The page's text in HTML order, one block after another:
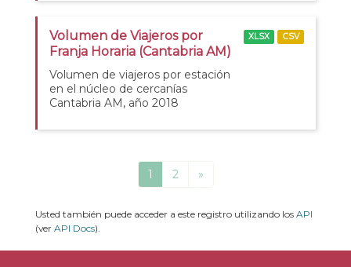
Volumen de Viajeros por
Franja Horaria (Cantabria AM)
Volumen de viajeros por estación
en el núcleo de cercanías
Cantabria AM, año 2018
XLSX CSV
1 2 »
Usted también puede acceder a este registro utilizando los API
(ver API Docs).